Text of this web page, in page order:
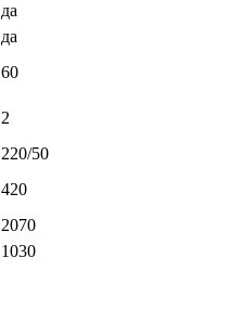
да
да
60
2
220/50
420
2070
1030